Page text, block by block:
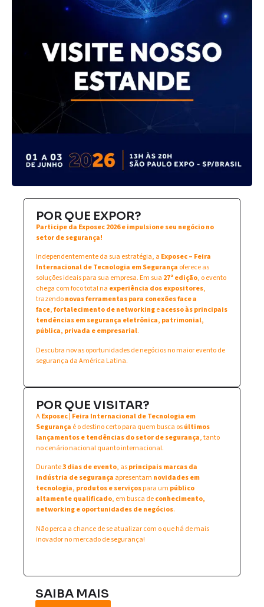
POR QUE EXPOR?
Participe da Exposec 2026 e impulsione seu negócio no
setor de segurança!
Independentemente da sua estratégia, a Exposec – Feira
Internacional de Tecnologia em Segurança oferece as
soluções ideais para sua empresa. Em sua 27ª edição, o evento
chega com foco total na experiência dos expositores,
trazendonovas ferramentas para conexões face a
face,fortalecimento de networkingeacesso às principais
tendências em segurança eletrônica, patrimonial,
pública, privada e empresarial.
Descubra novas oportunidades de negócios no maior evento de
segurança da América Latina.
POR QUE VISITAR?
AExposec | Feira Internacional de Tecnologia em
Segurança é o destino certo para quem busca osúltimos
lançamentos e tendências do setor de segurança, tanto
no cenário nacional quanto internacional.
Durante3 dias de evento, asprincipais marcas da
indústria de segurança apresentam novidades em
tecnologia, produtos e serviçospara um público
altamente qualificado, em busca deconhecimento,
networking e oportunidades de negócios.
Não perca a chance de se atualizar com o que há de mais
inovador no mercado de segurança!
SAIBA MAIS